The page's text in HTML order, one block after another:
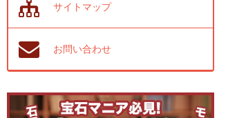
サイトマップ
お問い合わせ